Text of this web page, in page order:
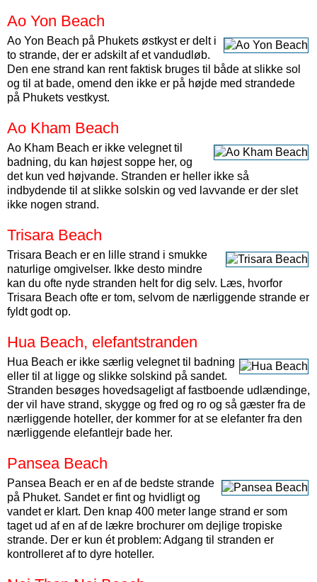
Ao Yon Beach
Ao Yon Beach på Phukets østkyst er delt i
to strande, der er adskilt af et vandudløb.
Den ene strand kan rent faktisk bruges til både at slikke sol
og til at bade, omend den ikke er på højde med strandede
på Phukets vestkyst.
Ao Kham Beach
Ao Kham Beach er ikke velegnet til
badning, du kan højest soppe her, og
det kun ved højvande. Stranden er heller ikke så
indbydende til at slikke solskin og ved lavvande er der slet
ikke nogen strand.
Trisara Beach
Trisara Beach er en lille strand i smukke
naturlige omgivelser. Ikke desto mindre
kan du ofte nyde stranden helt for dig selv. Læs, hvorfor
Trisara Beach ofte er tom, selvom de nærliggende strande er
fyldt godt op.
Hua Beach, elefantstranden
Hua Beach er ikke særlig velegnet til badning
eller til at ligge og slikke solskind på sandet.
Stranden besøges hovedsageligt af fastboende udlændinge,
der vil have strand, skygge og fred og ro og så gæster fra de
nærliggende hoteller, der kommer for at se elefanter fra den
nærliggende elefantlejr bade her.
Pansea Beach
Pansea Beach er en af de bedste strande
på Phuket. Sandet er fint og hvidligt og
vandet er klart. Den knap 400 meter lange strand er som
taget ud af en af de lækre brochurer om dejlige tropiske
strande. Der er kun ét problem: Adgang til stranden er
kontrolleret af to dyre hoteller.